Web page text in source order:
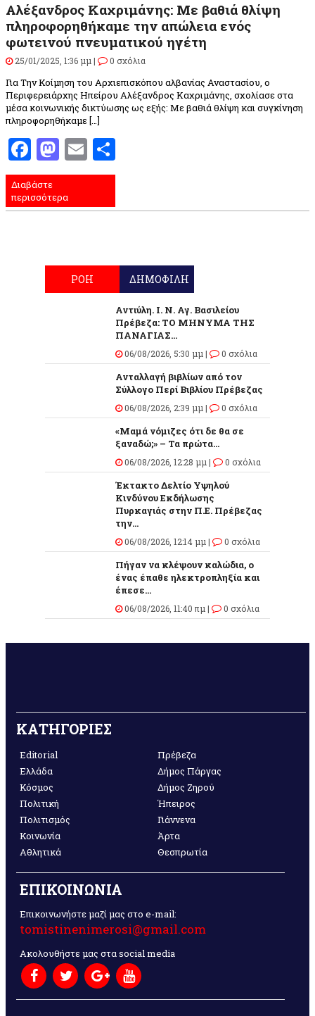
Αλέξανδρος Καχριμάνης: Με βαθιά θλίψη
πληροφορηθήκαμε την απώλεια ενός
φωτεινού πνευματικού ηγέτη
25/01/2025, 1:36 μμ | 0 σχόλια
Για Την Κοίμηση του Αρχιεπισκόπου αλβανίας Αναστασίου, ο
Περιφερειάρχης Ηπείρου Αλέξανδρος Καχριμάνης, σχολίασε στα
μέσα κοινωνικής δικτύωσης ως εξής: Με βαθιά θλίψη και συγκίνηση
πληροφορηθήκαμε […]
Facebook
Mastodon
Email
Διαβάστε
περισσότερα
ΡΟΗ ΔΗΜΟΦΙΛΗ
Αντιύλη. Ι. Ν. Αγ. Βασιλείου
Πρέβεζα: ΤΟ ΜΗΝΥΜΑ ΤΗΣ
ΠΑΝΑΓΙΑΣ...
06/08/2026, 5:30 μμ | 0 σχόλια
Ανταλλαγή βιβλίων από τον
Σύλλογο Περί Βιβλίου Πρέβεζας
06/08/2026, 2:39 μμ | 0 σχόλια
«Μαμά νόμιζες ότι δε θα σε
ξαναδώ;» – Τα πρώτα...
06/08/2026, 12:28 μμ | 0 σχόλια
Έκτακτο Δελτίο Υψηλού
Κινδύνου Εκδήλωσης
Πυρκαγιάς στην Π.Ε. Πρέβεζας
την...
06/08/2026, 12:14 μμ | 0 σχόλια
Πήγαν να κλέψουν καλώδια, ο
ένας έπαθε ηλεκτροπληξία και
έπεσε...
06/08/2026, 11:40 πμ | 0 σχόλια
ΚΑΤΗΓΟΡΙΕΣ
Editorial
Ελλάδα
Κόσμος
Πολιτική
Πολιτισμός
Κοινωνία
Αθλητικά
Πρέβεζα
Δήμος Πάργας
Δήμος Ζηρού
Ήπειρος
Γιάννενα
Άρτα
Θεσπρωτία
ΕΠΙΚΟΙΝΩΝΙΑ
Επικοινωνήστε μαζί μας στο e-mail:
tomistinenimerosi@gmail.com
Ακολουθήστε μας στα social media